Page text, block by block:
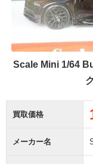
Scale Mini 1/64
買取価格
メーカー名